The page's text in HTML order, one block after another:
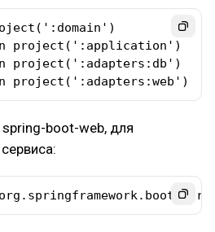
project(':application')
project(':adapters:db')
project(':adapters:web')
boot-web, для